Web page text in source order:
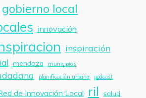
gobierno local
innovación
inspiración
mendoza municipios
planificación urbana podcast
de Innovación Local ril salud